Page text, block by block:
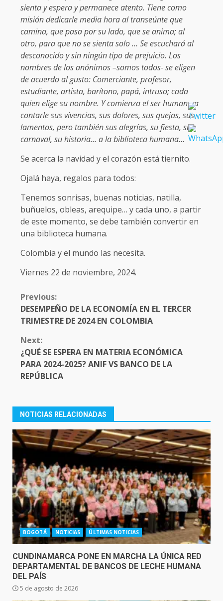
sienta y espera y permanece atento. Tiene como
misión dedicarle media hora al transeúnte que
camina, que pasa por su lado, que se anima; al
otro, para que no se sienta solo … Se escuchará al
desconocido y sin ningún tipo de prejuicio. Los
nombres de los anónimos –somos todos- se eligen
de acuerdo al gusto: Comerciante, profesor,
estudiante, artista, barítono, papá, intruso; cada
quien elige su nombre. Y comienza el ser humano a
contarle sus vivencias, sus dolores, sus quejas, sus
lamentos, pero también sus alegrías, su fiesta, su
carnaval, su historia… a la biblioteca humana…
Se acerca la navidad y el corazón está tiernito.
Ojalá haya, regalos para todos:
Tenemos sonrisas, buenas noticias, natilla,
buñuelos, obleas, arequipe… y cada uno, a partir
de este momento, se debe también convertir en
una biblioteca humana.
Colombia y el mundo las necesita.
Viernes 22 de noviembre, 2024.
CONTINUE
READING
Previous:
DESEMPEÑO DE LA ECONOMÍA EN EL TERCER
TRIMESTRE DE 2024 EN COLOMBIA
Next:
¿QUÉ SE ESPERA EN MATERIA ECONÓMICA
PARA 2024-2025? ANIF VS BANCO DE LA
REPÚBLICA
NOTICIAS RELACIONADAS
BOGOTÁ NOTICIAS ÚLTIMAS NOTICIAS
CUNDINAMARCA PONE EN MARCHA LA ÚNICA RED
DEPARTAMENTAL DE BANCOS DE LECHE HUMANA
DEL PAÍS
5 de agosto de 2026